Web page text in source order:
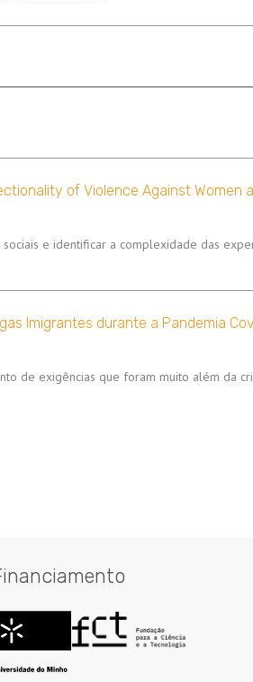
of Violence Against
e identificar a complexidade das
Imigrantes durante a Pandemia
de exigências que foram muito além da